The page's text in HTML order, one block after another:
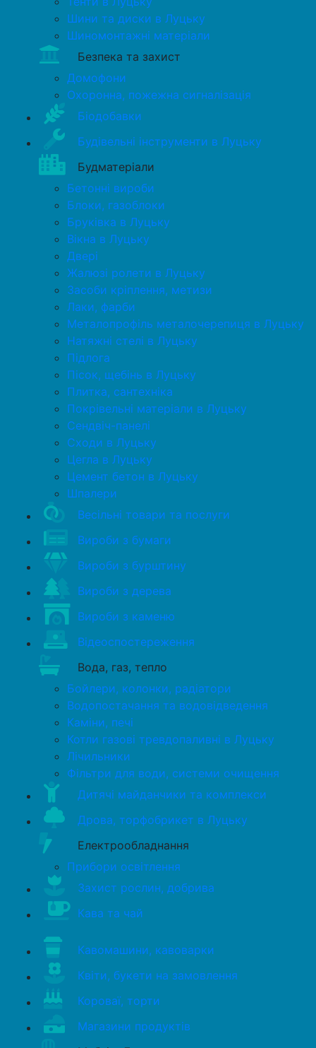
Шини та диски в Луцьку
Шиномонтажні матеріали
Безпека та захист
Домофони
Охоронна, пожежна сигналізація
Біодобавки
Будівельні інструменти в Луцьку
Будматеріали
Бетонні вироби
Блоки, газоблоки
Бруківка в Луцьку
Вікна в Луцьку
Двері
Жалюзі ролети в Луцьку
Засоби кріплення, метизи
Лаки, фарби
Металопрофіль металочерепиця в Луцьку
Натяжні стелі в Луцьку
Підлога
Пісок, щебінь в Луцьку
Плитка, сантехніка
Покрівельні матеріали в Луцьку
Сендвіч-панелі
Сходи в Луцьку
Цегла в Луцьку
Цемент бетон в Луцьку
Шпалери
Весільні товари та послуги
Вироби з бумаги
Вироби з бурштину
Вироби з дерева
Вироби з каменю
Відеоспостереження
Вода, газ, тепло
Бойлери, колонки, радіатори
Водопостачання та водовідведення
Каміни, печі
Котли газові тревдопаливні в Луцьку
Лічильники
Фільтри для води, системи очищення
Дитячі майданчики та комплекси
Дрова, торфобрикет в Луцьку
Електрообладнання
Прибори освітлення
Захист рослин, добрива
Кава та чай
Кавомашини, кавоварки
Квіти, букети на замовлення
Короваї, торти
Магазини продуктів